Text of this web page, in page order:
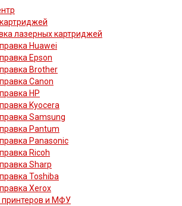
лазерных картриджей
Huawei
Epson
Brother
Canon
HP
Kyocera
Samsung
Pantum
Panasonic
Ricoh
Sharp
Toshiba
Xerox
принтеров и МФУ